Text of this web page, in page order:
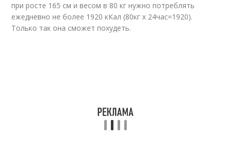
при росте 165 см и весом в 80 кг нужно потреблять
ежедневно не более 1920 кКал (80кг х 24час=1920).
Только так она сможет похудеть.